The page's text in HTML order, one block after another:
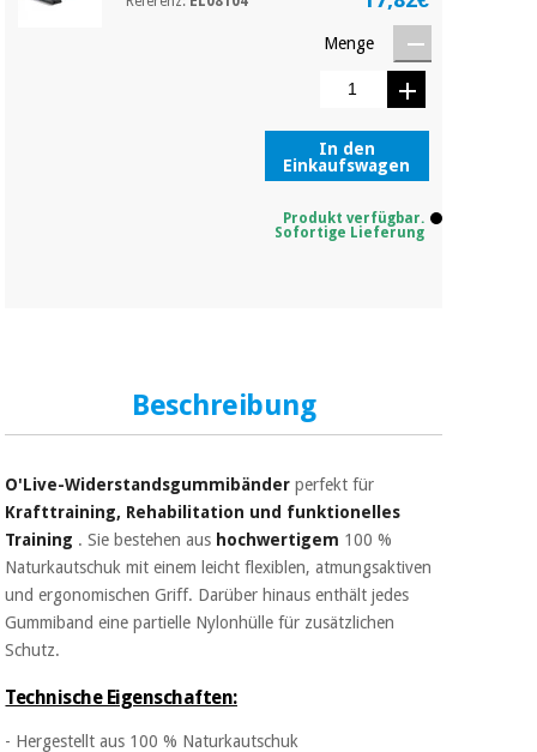
Menge
In den
Einkaufswagen
Produkt verfügbar.
Sofortige Lieferung
Beschreibung
O'Live-Widerstandsgummibänder perfekt für
Krafttraining, Rehabilitation und funktionelles
Training . Sie bestehen aus hochwertigem 100 %
Naturkautschuk mit einem leicht flexiblen, atmungsaktiven
und ergonomischen Griff. Darüber hinaus enthält jedes
Gummiband eine partielle Nylonhülle für zusätzlichen
Schutz.
Technische Eigenschaften:
- Hergestellt aus 100 % Naturkautschuk